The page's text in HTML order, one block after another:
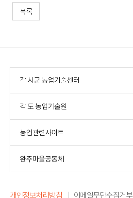
목록
각 시군 농업기술센터
각 도 농업기술원
농업관련사이트
완주마을공동체
개인정보처리방침 이메일무단수집거부